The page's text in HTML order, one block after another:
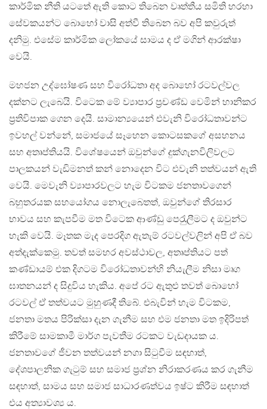
කාර්මික නීති යටතේ ඇති කොට තිබෙන වෘත්තීය සමිති හරහා
සේවකයන්ට බොහෝ වාසි අත්වී තිබෙන බව අපි කවුරුත්
දනිමු. එසේම කාර්මික ලෝකයේ සාමය ද ඒ මගින් ආරක්ෂා
වෙයි.
මහජන උද්ඝෝෂණ සහ විරෝධතා අද බොහෝ රටවල්වල
දක්නට ලැබෙයි. විටෙක මේ ව්‍යාපාර ප‍්‍රචණ්ඩ වෙමින් හානිකර
ප‍්‍රතිවිපාක ගෙන දෙයි. සාමාන්‍යයෙන් එවැනි විරෝධතාවන්ට
ඉවහල් වන්නේ, සමාජයේ සෑහෙන කොටසකගේ අසහනය
සහ අතෘප්තියයි. විශේෂයෙන් ඔවුන්ගේ දුක්ගැනවිලිවලට
පාලකයන් වැඩිමනත් කන් නොදෙන විට එවැනි තත්වයන් ඇති
වෙයි. මෙවැනි ව්‍යාපාරවලට හැම විටකම ජනතාවගෙන්
බහුතරයක සහයෝගය නොලැබෙතත්, ඔවුන්ගේ තිරසාර
භාවය සහ කැපවීම මත විටෙක ආණ්ඩු පෙරැුලීමට ද ඔවුන්ට
හැකි වෙයි. මෑතක මැද පෙරදිග ඇතැම් රටවල්වලින් අපි ඒ බව
අත්දැක්කෙමු. තවත් සමහර අවස්ථාවල, අතෘප්තියට පත්
කණ්ඩායම් එක දිගටම විරෝධතාවන්හි නියැලීම නිසා මෘග
ඝාතනයන් ද සිදුවිය හැකිය. අපේ රට ඇතුළු තවත් බොහෝ
රටවල් ඒ තත්වයට මුහුණදී තිබේ. එබැවින් හැම විටකම,
ජනතා මතය පිරික්සා දැන ගැනීම සහ එම ජනතා මත ඉදිරිපත්
කිරීමේ සාමකාමී මාර්ග පැවතීම රටකට වැඩදායක ය.
ජනතාවගේ ජීවන තත්වයන් නගා සිටුවීම සඳහාත්,
දේශපාලනික ගැටුම් සහ සමාජ ප‍්‍රශ්න නිරාකරණය කර ගැනීම
සඳහාත්, සාමය සහ සමාජ සාධාරණත්වය ඉෂ්ට කිරීම සඳහාත්
එය අත්‍යාවශ්‍ය ය.